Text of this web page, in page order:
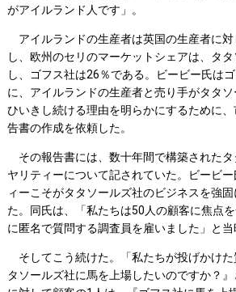
がアイルランド人です」。
アイルランドの生産者は英国の生産者に
し、欧州のセリのマーケットシェアは、タ
し、ゴフス社は26％である。ビービー氏は
に、アイルランドの生産者と売り手がタタ
ひいきし続ける理由を明らかにするために
告書の作成を依頼した。
その報告書には、数十年間で構築されたタ
ヤリティーについて記されていた。ビービ
ィーこそがタタソールズ社のビジネスを強
た。同氏は、「私たちは50人の顧客に焦点
に匿名で質問する調査員を雇いました」と当
そしてこう続けた。「私たちが投げかけた
タソールズ社に馬を上場したいのですか？